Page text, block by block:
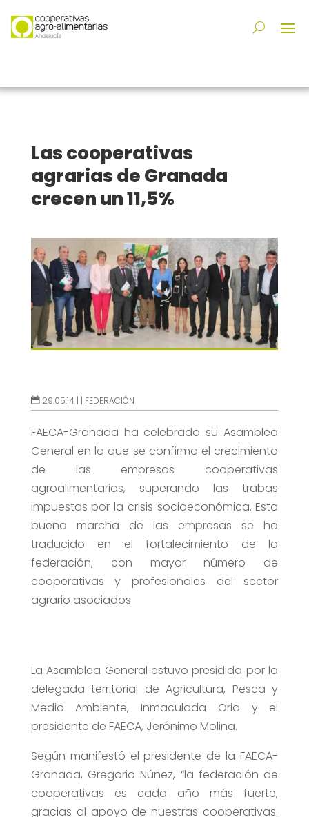
Las cooperativas
agrarias de Granada
crecen un 11,5%
29.05.14 | | FEDERACIÓN
FAECA-Granada ha celebrado su Asamblea
General en la que se confirma el crecimiento
de las empresas cooperativas
agroalimentarias, superando las trabas
impuestas por la crisis socioeconómica. Esta
buena marcha de las empresas se ha
traducido en el fortalecimiento de la
federación, con mayor número de
cooperativas y profesionales del sector
agrario asociados.
La Asamblea General estuvo presidida por la
delegada territorial de Agricultura, Pesca y
Medio Ambiente, Inmaculada Oria y el
presidente de FAECA, Jerónimo Molina.
Según manifestó el presidente de la FAECA-
Granada, Gregorio Núñez, “la federación de
cooperativas es cada año más fuerte,
gracias al apoyo de nuestras cooperativas.